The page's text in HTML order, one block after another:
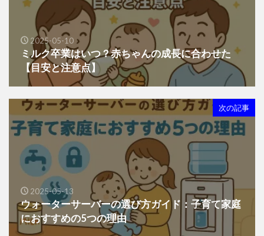
2025-05-10
ミルク卒業はいつ？赤ちゃんの成長に合わせた
【目安と注意点】
次の記事
2025-05-13
ウォーターサーバーの選び方ガイド：子育て家庭
におすすめの5つの理由